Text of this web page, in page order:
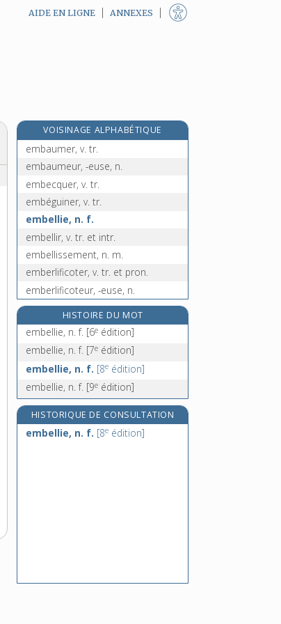
AIDE EN LIGNE ANNEXES
VOISINAGE ALPHABÉTIQUE
embaumement, n. m.
embaumer, v. tr.
embaumeur, -euse, n.
embecquer, v. tr.
embéguiner, v. tr.
embellie, n. f.
embellir, v. tr. et intr.
embellissement, n. m.
emberlificoter, v. tr. et pron.
emberlificoteur, -euse, n.
emberlucoquer s', v. pron.
[7 édition]
embesogné, -ée, adj.
embesogner, v.
[7eédition]
embêtant, -ante, adj.
embêté, -ée, adj.
HISTOIRE DU MOT
embellie, n. f. [6e édition]
embellie, n. f. [7e édition]
embellie, n. f. [8e édition]
embellie, n. f. [9e édition]
HISTORIQUE DE CONSULTATION
embellie, n. f. [8e édition]